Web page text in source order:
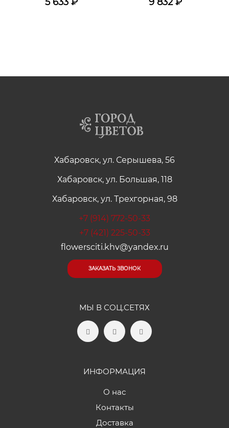
Хабаровск, ул. Серышева, 56
Хабаровск, ул. Большая, 118
Хабаровск, ул. Трехгорная, 98
+7 (914) 772-50-33
+7 (421) 225-50-33
flowersciti.khv@yandex.ru
ЗАКАЗАТЬ ЗВОНОК
МЫ В СОЦ.СЕТЯХ
ИНФОРМАЦИЯ
О нас
Контакты
Доставка